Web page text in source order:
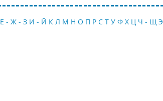
Е - Ж - З И - Й К Л М Н О П Р С Т У Ф Х Ц Ч - Щ Э